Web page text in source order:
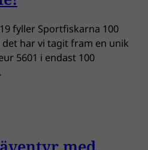
fyller Sportfiskarna 100
har vi tagit fram en unik
5601 i endast 100